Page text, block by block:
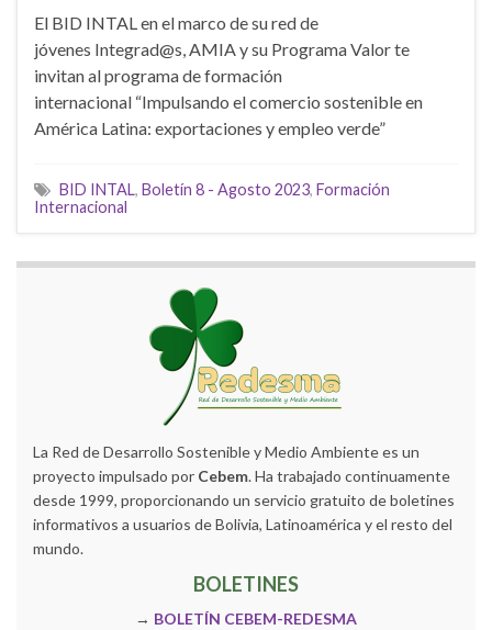
El BID INTAL en el marco de su red de
jóvenes Integrad@s, AMIA y su Programa Valor te
invitan al programa de formación
internacional “Impulsando el comercio sostenible en
América Latina: exportaciones y empleo verde”
BID INTAL, Boletín 8 - Agosto 2023, Formación
Internacional
La Red de Desarrollo Sostenible y Medio Ambiente es un
proyecto impulsado por Cebem. Ha trabajado continuamente
desde 1999, proporcionando un servicio gratuito de boletines
informativos a usuarios de Bolivia, Latinoamérica y el resto del
mundo.
BOLETINES
→ BOLETÍN CEBEM-REDESMA